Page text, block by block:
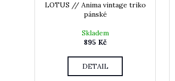
LOTUS // Anima vintage triko
pánské
Skladem
895 Kč
DETAIL